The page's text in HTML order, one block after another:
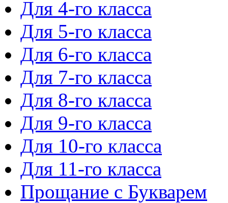
Для 4-го класса
Для 5-го класса
Для 6-го класса
Для 7-го класса
Для 8-го класса
Для 9-го класса
Для 10-го класса
Для 11-го класса
Прощание с Букварем